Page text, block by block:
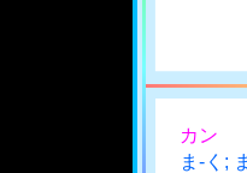
カン
ま-く;